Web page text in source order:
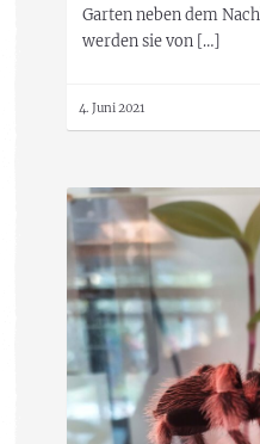
Garten neben dem
werden sie von […]
4. Juni 2021